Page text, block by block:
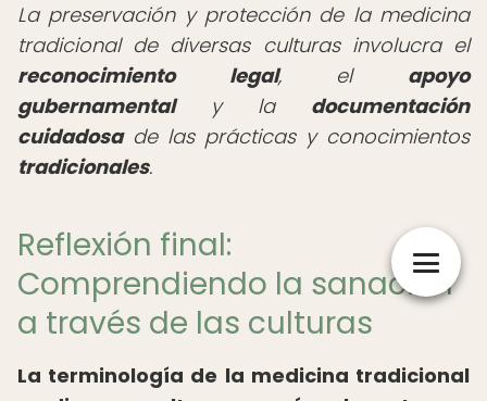
La preservación y protección de la medicina
tradicional de diversas culturas involucra el
reconocimiento legal, el apoyo
gubernamentaly la documentación
cuidadosade las prácticas y conocimientos
tradicionales.
Reflexión final:
Comprendiendo la sanación
a través de las culturas
La terminología de la medicina tradicional